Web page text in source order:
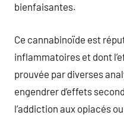
bienfaisantes.
Ce cannabinoïde est
inflammatoires et dont
prouvée par diverses
engendrer d’effets
l’addiction aux opiacés